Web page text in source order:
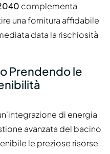
complementa
una fornitura affidabile
data la rischiosità
Prendendo le
di energia
avanzata del bacino
le preziose risorse